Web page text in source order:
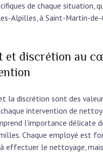
de chaque situation,
Alpilles, à Saint-Martin-de-
et discrétion au
la discrétion sont des
intervention de
l’importance délicate
Chaque employé est
effectuer le nettoyage,